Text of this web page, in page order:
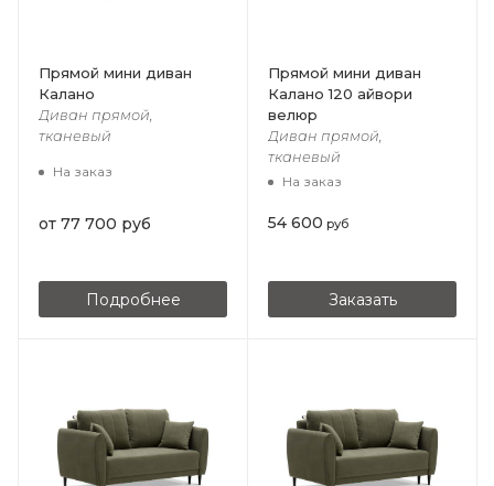
Прямой мини диван
Калано
Диван прямой,
тканевый
На заказ
от 77 700 руб
Подробнее
Прямой мини диван
Калано 120 айвори
велюр
Диван прямой,
тканевый
На заказ
54 600 руб
Заказать